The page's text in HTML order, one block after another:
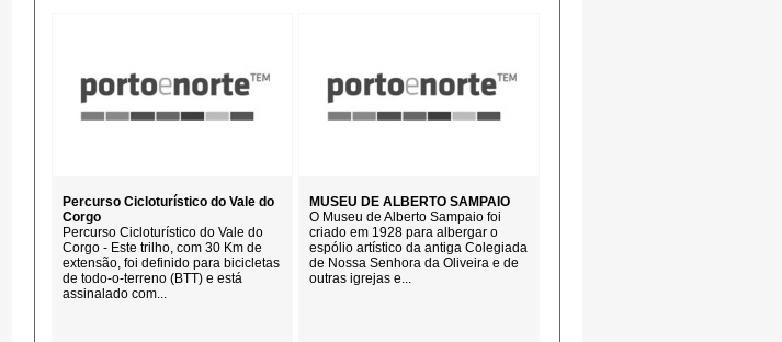
Percurso Cicloturístico do Vale do
Corgo
Percurso Cicloturístico do Vale do
Corgo - Este trilho, com 30 Km de
extensão, foi definido para bicicletas
de todo-o-terreno (BTT) e está
assinalado com...
MUSEU DE ALBERTO SAMPAIO
O Museu de Alberto Sampaio foi
criado em 1928 para albergar o
espólio artístico da antiga Colegiada
de Nossa Senhora da Oliveira e de
outras igrejas e...